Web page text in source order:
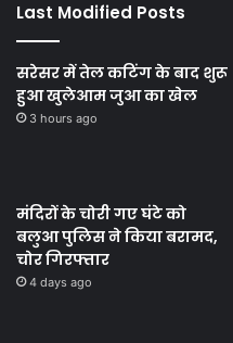
Last Modified Posts
सरेसर में तेल कटिंग के बाद शुरू
हुआ खुलेआम जुआ का खेल
3 hours ago
मंदिरों के चोरी गए घंटे को
बलुआ पुलिस ने किया बरामद,
चोर गिरफ्तार
4 days ago